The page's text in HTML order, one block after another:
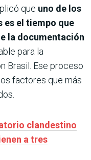
que uno de los
es el tiempo que
la documentación
para la
Brasil. Ese proceso
factores que más
clandestino
a tres